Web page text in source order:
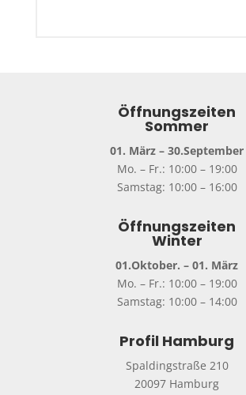
Öffnungszeiten
Sommer
01. März – 30.September
Mo. – Fr.: 10:00 – 19:00
Samstag: 10:00 – 16:00
Öffnungszeiten
Winter
01.Oktober. – 01. März
Mo. – Fr.: 10:00 – 19:00
Samstag: 10:00 – 14:00
Profil Hamburg
Spaldingstraße 210
20097 Hamburg